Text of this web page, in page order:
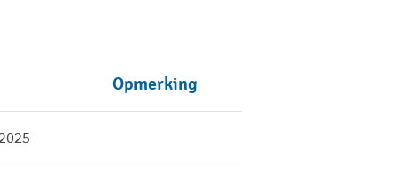
Opmerking